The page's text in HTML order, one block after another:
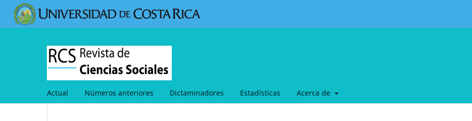
Actual Números anteriores Dictaminadores Estadísticas Acerca de